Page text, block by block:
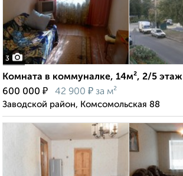
3
Комната в коммуналке, 14м², 2/5 этаж
600 000 ₽ 42 900 ₽ за м²
Заводской район, Комсомольская 88